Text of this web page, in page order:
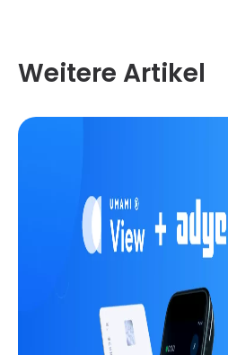
Weitere Artikel